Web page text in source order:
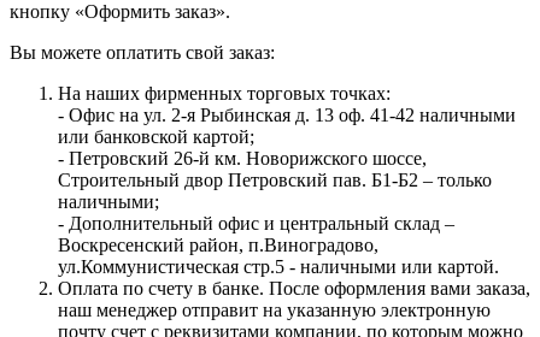
кнопку «Оформить заказ».
Вы можете оплатить свой заказ:
На наших фирменных торговых точках:
- Офис на ул. 2-я Рыбинская д. 13 оф. 41-42 наличными
или банковской картой;
- Петровский 26-й км. Новорижского шоссе,
Строительный двор Петровский пав. Б1-Б2 – только
наличными;
- Дополнительный офис и центральный склад –
Воскресенский район, п.Виноградово,
ул.Коммунистическая стр.5 - наличными или картой.
Оплата по счету в банке. После оформления вами заказа,
наш менеджер отправит на указанную электронную
почту счет с реквизитами компании, по которым можно